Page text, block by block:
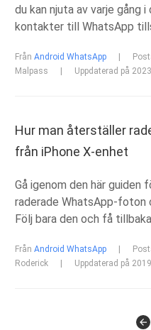
du kan njuta av varje gång
kontakter till WhatsApp
FrånAndroid WhatsApp
Malpass
Uppdaterad på
Hur man återställer
från iPhone X-enhet
Gå igenom den här
raderade WhatsApp-foton
Följ bara den och få
FrånAndroid WhatsApp
Roderick
Uppdaterad på